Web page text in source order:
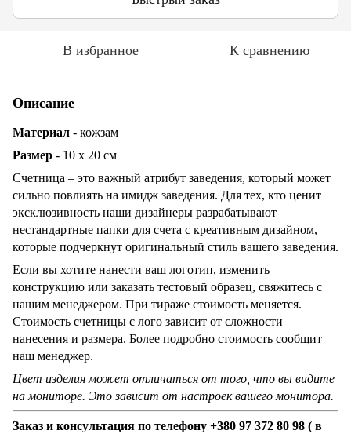
В избранное К сравнению
Описание
Материал - кожзам
Размер - 10 х 20 см
Счетница – это важный атрибут заведения, который может
сильно повлиять на имидж заведения. Для тех, кто ценит
эксклюзивность наши дизайнеры разрабатывают
нестандартные папки для счета с креативным дизайном,
которые подчеркнут оригинальный стиль вашего заведения.
Если вы хотите нанести ваш логотип, изменить
конструкцию или заказать тестовый образец, свяжитесь с
нашим менеджером. При тираже стоимость меняется.
Стоимость счетницы с лого зависит от сложности
нанесения и размера. Более подробно стоимость сообщит
наш менеджер.
Цвет изделия может отличаться от того, что вы видите
на мониторе. Это зависит от настроек вашего монитора.
Заказ и консультация по телефону +380 97 372 80 98 ( в